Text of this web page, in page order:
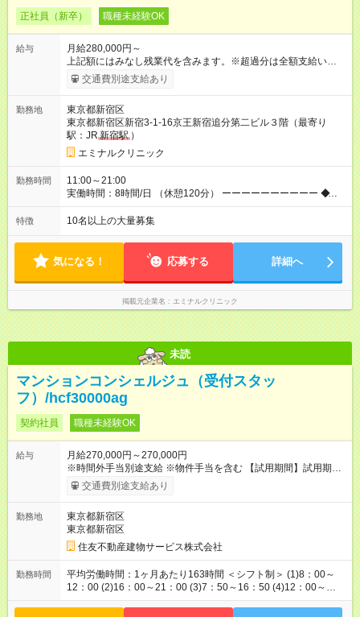
正社員（新卒） 職種未経験OK
給与
月給280,000円～
上記額にはみなし残業代を含みます。※超過分は全額支給いたし
ます。 みなし残業代 38,100円／月 みなし残業時間 23時間／月
◆インセンティブを支給◆ 頑張りに応じて、インセンティブ（業
【年収800万円】を記録している先輩社員も在籍しています。
【試用期間】試用期間あり 試用期間の長さ：6ヶ月 ※ 雇用形態
と給与に、本採用時と異なる部分があります。 雇用形態：中途
採用（契約社員） 給与：月給 270,000円以上 上記額にはみなし
残業代を含みます。※超過分は全額支給いたします。 みなし残
業代 36,700円／月 みなし残業時間 23時間／月
交通費別途支給あり
勤務地
東京都新宿区
東京都新宿区新宿3-1-16京王新宿追分第二ビル３階（最寄り
駅：JR 新宿駅 ）
エミナルクリニック
勤務時間
11:00～21:00
実働時間：8時間/日 （休憩120分） ーーーーーーーーーー ◆残
業少なめ＆通勤も楽々◆ ーーーーーーーーーー 始業時間は11時
とゆっくりなので、通勤ラッシュの中出社する大変さはありま
生活との両立が叶います。
特徴 10名以上の大量募集
気になる！ 応募する 詳細へ
掲載元企業名 エミナルクリニック
未読
マンションコンシェルジュ（受付スタッ
フ）/hcf30000ag
契約社員 職種未経験OK
給与
月給270,000円～270,000円
※時間外手当別途支給 ※物件手当を含む 【試用期間】試用期間
あり 試用期間の長さ：3ヶ月 雇用形態、給与は本採用時と同じ
です。
交通費別途支給あり
勤務地
東京都新宿区
東京都新宿区
住友不動産建物サービス株式会社
勤務時間
平均労働時間：1ヶ月あたり163時間 ＜シフト制＞ (1)8：00～
12：00 (2)16：00～21：00 (3)7：50～16：50 (4)12：00～
21：00 (5)8：00～21：00 など ※勤務時間は物件や状況によ